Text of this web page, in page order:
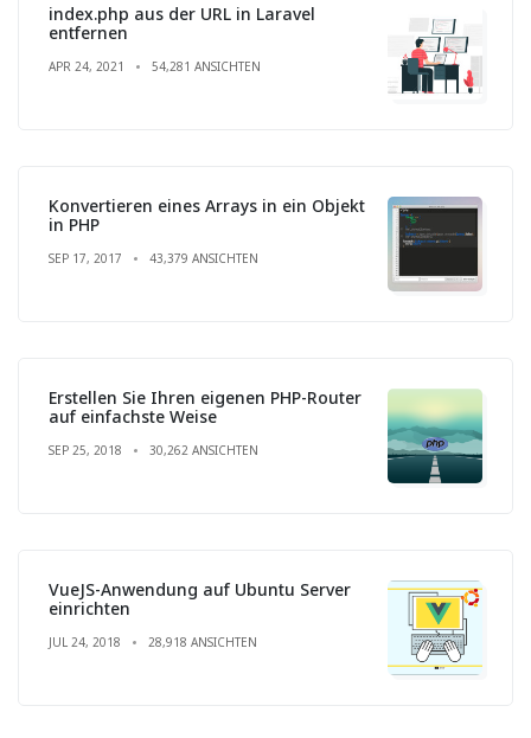
index.php aus der URL in Laravel
entfernen
APR 24, 2021 54,281 ANSICHTEN
Konvertieren eines Arrays in ein Objekt
in PHP
SEP 17, 2017 43,379 ANSICHTEN
Erstellen Sie Ihren eigenen PHP-Router
auf einfachste Weise
SEP 25, 2018 30,262 ANSICHTEN
VueJS-Anwendung auf Ubuntu Server
einrichten
JUL 24, 2018 28,918 ANSICHTEN